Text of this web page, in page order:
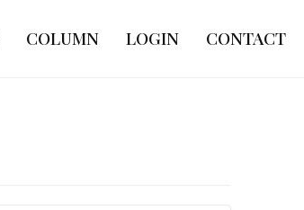
COLUMN LOGIN CONTACT